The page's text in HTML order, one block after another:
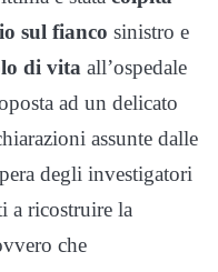
sul fianco sinistro e
di vita all’ospedale
ad un delicato
assunte dalle
degli investigatori
a ricostruire la
che